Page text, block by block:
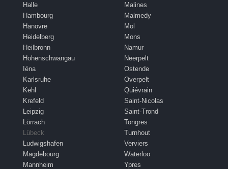
Halle
Hambourg
Hanovre
Heidelberg
Heilbronn
Hohenschwangau
Iéna
Karlsruhe
Kehl
Krefeld
Leipzig
Lörrach
Lübeck
Ludwigshafen
Magdebourg
Mannheim
Malines
Malmedy
Mol
Mons
Namur
Neerpelt
Ostende
Overpelt
Quiévrain
Saint-Nicolas
Saint-Trond
Tongres
Turnhout
Verviers
Waterloo
Ypres